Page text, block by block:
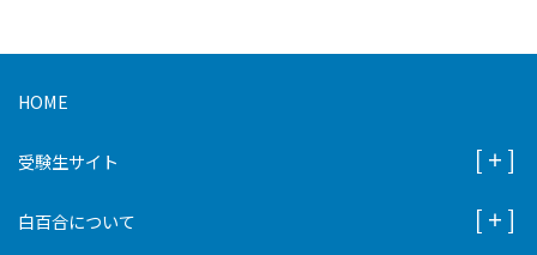
HOME
受験生サイト
白百合について